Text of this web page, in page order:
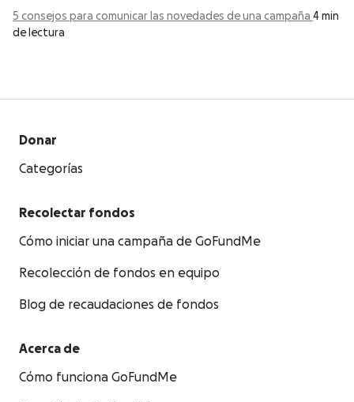
5 consejos para comunicar las novedades de una campaña 4 min
de lectura
Donar
Categorías
Recolectar fondos
Cómo iniciar una campaña de GoFundMe
Recolección de fondos en equipo
Blog de recaudaciones de fondos
Acerca de
Cómo funciona GoFundMe